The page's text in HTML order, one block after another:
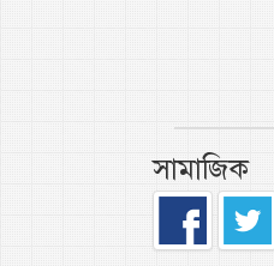
সামাজিক